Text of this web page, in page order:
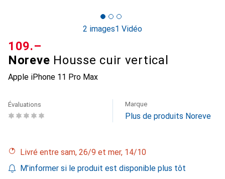
2 images1 Vidéo
Noreve Housse cuir vertical
Apple iPhone 11 Pro Max
CHF
109.–
Évaluations Marque
Plus de produits Noreve
Livré entre sam, 26/9 et mer, 14/10
M'informer si le produit est disponible plus tôt